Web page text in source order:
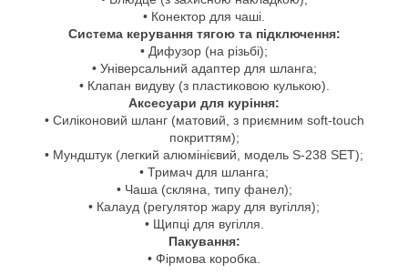
• Конектор для чаші.
Система керування тягою та підключення:
• Дифузор (на різьбі);
• Універсальний адаптер для шланга;
• Клапан видуву (з пластиковою кулькою).
Аксесуари для куріння:
• Силіконовий шланг (матовий, з приємним soft-touch
покриттям);
• Мундштук (легкий алюмінієвий, модель S-238 SET);
• Тримач для шланга;
• Чаша (скляна, типу фанел);
• Калауд (регулятор жару для вугілля);
• Щипці для вугілля.
Пакування:
• Фірмова коробка.